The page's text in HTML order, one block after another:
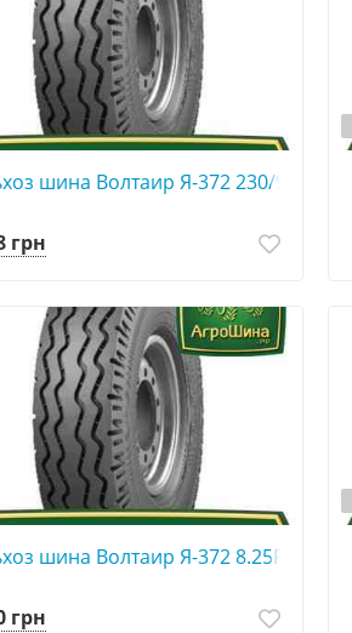
шина Волтаир Я-372 230/90R15
грн
шина Волтаир Я-372 8.25R15
грн